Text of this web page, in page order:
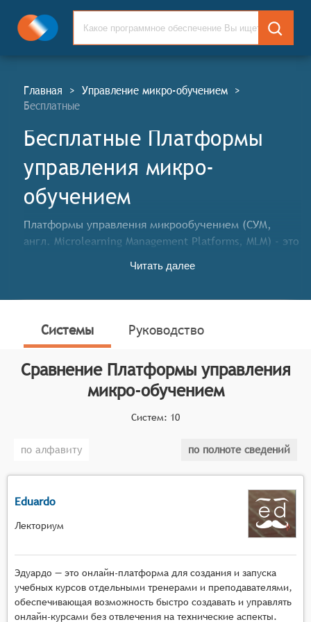
Главная > Управление микро-обучением >
Бесплатные
Бесплатные Платформы
управления микро-
обучением
Платформы управления микрообучением (СУМ,
англ. Microlearning Management Platforms, MLM) - это
развития персонала (T&D/L&D), для предоставления
вписывается в ежедневный рабочий процесс и
доступен на любом устройстве
Классификатор программных продуктов Соваре
определяет конкретные функциональные критерии
для систем. Для того чтобы соответствовать
категории платформ управления микро-обучением,
возможности:
Разработка и редактирование контента:
Система должна предоставлять инструменты
для создания, редактирования и публикации
образовательного контента, включая тексты,
изображения, видео, аудио и интерактивные
элементы.
Управление доступом: Система должна
обеспечивать возможность настройки прав
доступа к контенту для различных групп
Читать далее
Системы Руководство
Сравнение Платформы управления
микро-обучением
Систем: 10
по алфавиту по полноте сведений
Eduardo
Лекториум
Эдуардо — это онлайн-платформа для создания и запуска
учебных курсов отдельными тренерами и преподавателями,
обеспечивающая возможность быстро создавать и управлять
онлайн-курсами без отвлечения на технические аспекты.